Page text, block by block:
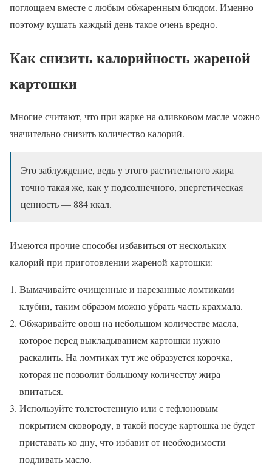
поглощаем вместе с любым обжаренным блюдом. Именно
поэтому кушать каждый день такое очень вредно.
Как снизить калорийность жареной
картошки
Многие считают, что при жарке на оливковом масле можно
значительно снизить количество калорий.
Это заблуждение, ведь у этого растительного жира
точно такая же, как у подсолнечного, энергетическая
ценность — 884 ккал.
Имеются прочие способы избавиться от нескольких
калорий при приготовлении жареной картошки:
Вымачивайте очищенные и нарезанные ломтиками
клубни, таким образом можно убрать часть крахмала.
Обжаривайте овощ на небольшом количестве масла,
которое перед выкладыванием картошки нужно
раскалить. На ломтиках тут же образуется корочка,
которая не позволит большому количеству жира
впитаться.
Используйте толстостенную или с тефлоновым
покрытием сковороду, в такой посуде картошка не будет
приставать ко дну, что избавит от необходимости
подливать масло.